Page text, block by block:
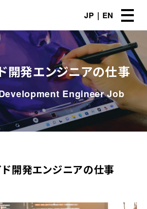
JP EN
開発エンジニアの仕事
Engineer Job
開発エンジニアの仕事